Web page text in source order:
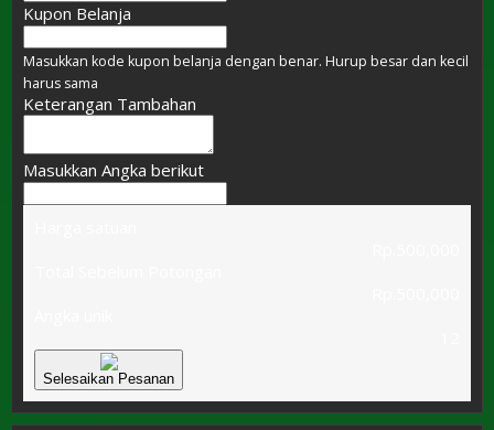
Kupon Belanja
Masukkan kode kupon belanja dengan benar. Hurup besar dan kecil
harus sama
Keterangan Tambahan
Masukkan Angka berikut
Selesaikan Pesanan